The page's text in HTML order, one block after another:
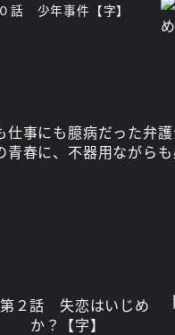
話 少年事件【字】
事にも臆病だった弁
春に、不器用ながら